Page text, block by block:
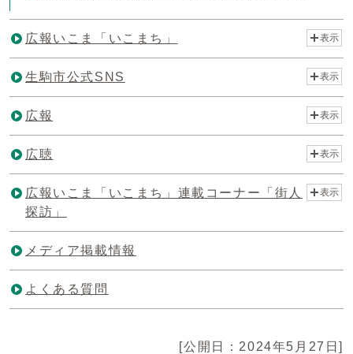
広報いこま「いこまち」 表示
生駒市公式SNS 表示
広報 表示
広聴 表示
広報いこま「いこまち」連載コーナー「街人
探訪」
表示
メディア掲載情報
よくある質問
[公開日：2024年5月27日]